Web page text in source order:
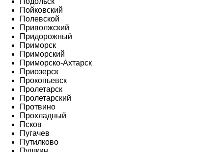
Пойковский
Полевской
Приволжский
Придорожный
Приморск
Приморский
Приморско-Ахтарск
Приозерск
Прокопьевск
Пролетарск
Пролетарский
Протвино
Прохладный
Псков
Пугачев
Путилково